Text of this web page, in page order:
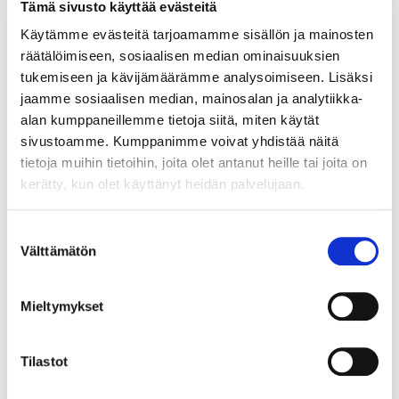
Tämä sivusto käyttää evästeitä
Käytämme evästeitä tarjoamamme sisällön ja mainosten
räätälöimiseen, sosiaalisen median ominaisuuksien
tukemiseen ja kävijämäärämme analysoimiseen. Lisäksi
jaamme sosiaalisen median, mainosalan ja analytiikka-
alan kumppaneillemme tietoja siitä, miten käytät
sivustoamme. Kumppanimme voivat yhdistää näitä
tietoja muihin tietoihin, joita olet antanut heille tai joita on
kerätty, kun olet käyttänyt heidän palvelujaan.
valinta
Välttämätön
Mieltymykset
Tilastot
GOLA-CNF YLÄPROFIILI ANOD.ALUM HARJ.
Vetimettömälle ovelle tarkoitettu Gola Clap'n Fit. Matala